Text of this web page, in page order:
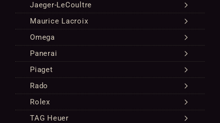
Jaeger-LeCoultre
Maurice Lacroix
Omega
Panerai
Piaget
Rado
Rolex
TAG Heuer